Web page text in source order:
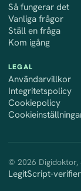
Så fungerar det
Vanliga frågor
Ställ en fråga
Kom igång
LEGAL
Användarvillkor
Integritetspolicy
Cookiepolicyför
© 2026 Digidoktor,
LegitScript-